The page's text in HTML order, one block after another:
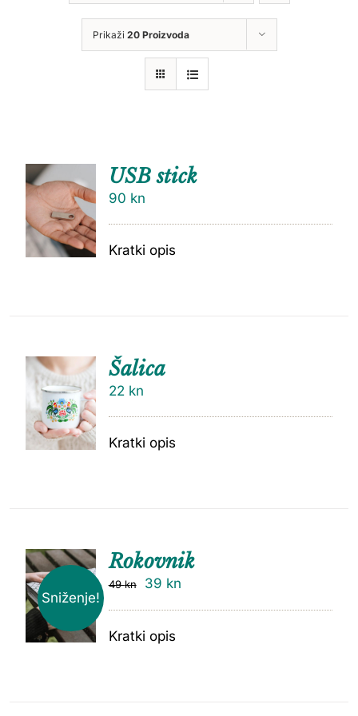
Prikaži 20 Proizvoda
DODAJ
CU
USB stick
90 kn
Kratki opis
DODAJ
U
KOŠARI
CU
Šalica
22 kn
Kratki opis
Sniženje!
DODAJ
Rokovnik
49kn 39 kn
Kratki opis